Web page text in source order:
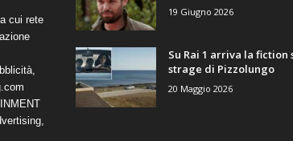
cui rete
19 Giugno 2026
Su Rai 1 arriva la fiction
strage di Pizzolungo
20 Maggio 2026